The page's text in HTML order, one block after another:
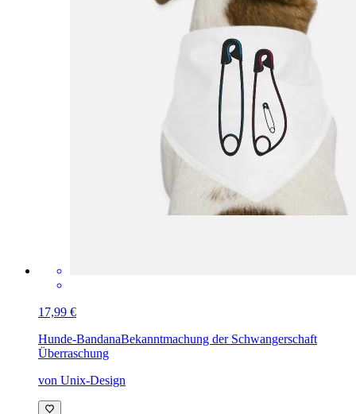
17,99 €
Hunde-BandanaBekanntmachung der Schwangerschaft
Überraschung
von Unix-Design